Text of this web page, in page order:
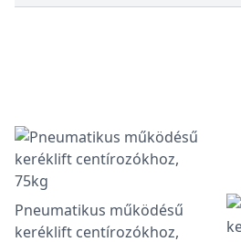
Pneumatikus működésű
keréklift centírozókhoz,